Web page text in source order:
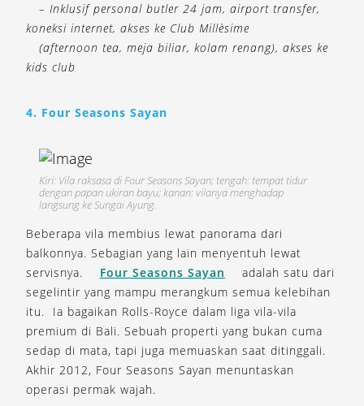
– Inklusif personal butler 24 jam, airport transfer,
koneksi internet, akses ke Club Millèsime
(afternoon tea, meja biliar, kolam renang), akses ke
kids club
4. Four Seasons Sayan
Kiri: Vila raksasa di Four Seasons Sayan; tengah: tempat tidur
dengan papan ukiran bayu; kanan: vilanya menghadap
langsung ke Sungai Ayung.
Beberapa vila membius lewat panorama dari
balkonnya. Sebagian yang lain menyentuh lewat
servisnya.
Four Seasons Sayan
adalah satu dari
segelintir yang mampu merangkum semua kelebihan
itu. Ia bagaikan Rolls-Royce dalam liga vila-vila
premium di Bali. Sebuah properti yang bukan cuma
sedap di mata, tapi juga memuaskan saat ditinggali.
Akhir 2012, Four Seasons Sayan menuntaskan
operasi permak wajah.